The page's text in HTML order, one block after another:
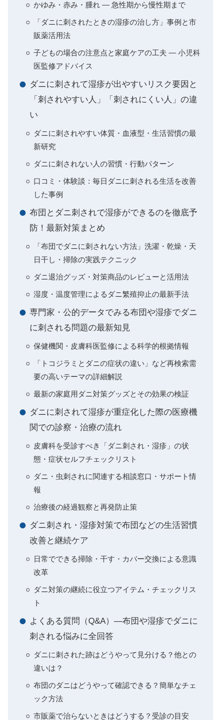
かゆみ・赤み・腫れ ― 急性期から慢性期まで
「ダニに刺されたときの湿疹の治し方」事例と市
販薬活用法
子どもの場合の注意点と家庭ケアの工夫 ― 小児科
医監修アドバイス
ダニに刺されて湿疹が出やすいリスク要因と
「刺されやすい人」「刺されにくい人」の違
い
ダニに刺されやすい体質・血液型・生活習慣の最
新研究
ダニに刺されない人の習慣・行動パターン
口コミ・体験談：毎日ダニに刺される生活を改善
した事例
布団とダニ刺されで湿疹ができるのを徹底予
防！最新対策まとめ
「布団でダニに刺されない方法」洗濯・乾燥・天
日干し・掃除の実践テクニック
ダニ退治グッズ・対策商品のレビューと活用法
湿度・温度管理によるダニ繁殖抑止の最新手法
専門家・公的データでみる布団や湿疹でダニ
に刺される問題の最新知見
保健機関・皮膚科医監修による科学的根拠情報
「トコジラミとダニの症状の違い」など再検索需
要の高いテーマの詳細解説
最新の家庭用ダニ対策グッズとその効果の検証
ダニに刺されて湿疹が重症化した際の医療機
関での診察・治療の流れ
皮膚科を受診すべき「ダニ刺され・湿疹」の状
態・症状セルフチェックリスト
ダニ・虫刺されに関連する相談窓口・サポート情
報
治療後の経過観察と再発防止策
ダニ刺され・湿疹対策で布団などの生活習慣
改善と継続ケア
日常でできる掃除・干す・カバー交換による意識
改革
ダニ対策の継続に役立つアイテム・チェックリス
ト
よくある質問（Q&A）―布団や湿疹でダニに
刺される悩みに全回答
ダニに刺された跡はどうやって見分ける？他との
違いは？
布団のダニはどうやって確認できる？簡単なチェ
ック方法
市販薬で治らないときはどうする？受診の目安